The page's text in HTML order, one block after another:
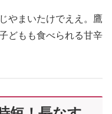
やまいたけでええ。鷹
どもも食べられる甘辛